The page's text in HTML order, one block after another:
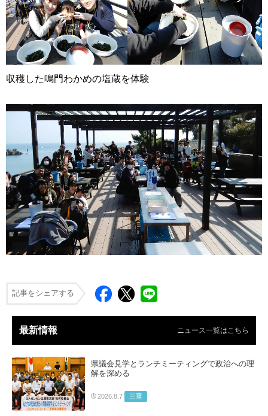
収穫した鳴門わかめの塩蔵を体験
記事をシェアする
最新情報 ニュース一覧はこちら
県議会見学とランチミーティングで政治への理
解を深める
2026.8.7 三重